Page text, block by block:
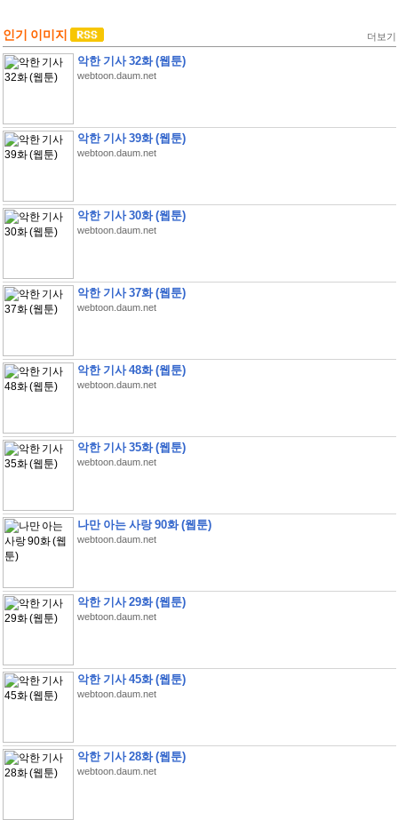
인기 이미지 더보기
악한 기사 32화 (웹툰)
webtoon.daum.net
악한 기사 39화 (웹툰)
webtoon.daum.net
악한 기사 30화 (웹툰)
webtoon.daum.net
악한 기사 37화 (웹툰)
webtoon.daum.net
악한 기사 48화 (웹툰)
webtoon.daum.net
악한 기사 35화 (웹툰)
webtoon.daum.net
나만 아는 사랑 90화 (웹툰)
webtoon.daum.net
악한 기사 29화 (웹툰)
webtoon.daum.net
악한 기사 45화 (웹툰)
webtoon.daum.net
악한 기사 28화 (웹툰)
webtoon.daum.net